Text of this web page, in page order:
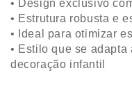
• Design exclusivo
• Estrutura robusta e
• Ideal para otimizar
• Estilo que se
decoração infantil